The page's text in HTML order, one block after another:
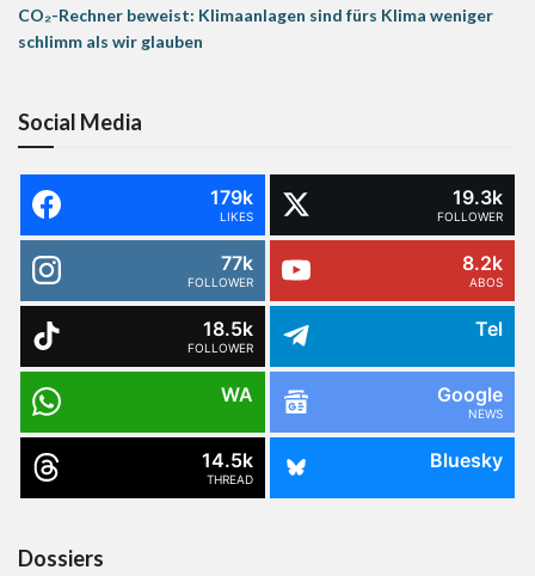
CO₂-Rechner beweist: Klimaanlagen sind fürs Klima weniger
schlimm als wir glauben
Social Media
179k
LIKES
19.3k
FOLLOWER
77k
FOLLOWER
8.2k
ABOS
18.5k
FOLLOWER
Tel
WA Google
NEWS
14.5k
THREAD
Bluesky
Dossiers